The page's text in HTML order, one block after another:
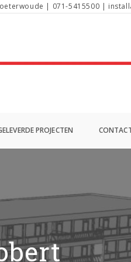
| 071-5415500 |
PROJECTEN